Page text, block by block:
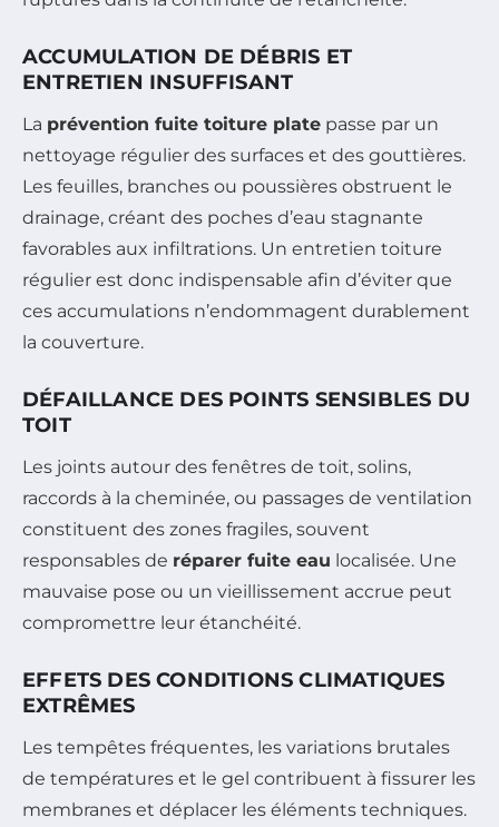
ACCUMULATION DE DÉBRIS ET
ENTRETIEN INSUFFISANT
La prévention fuite toiture plate passe par un
nettoyage régulier des surfaces et des gouttières.
Les feuilles, branches ou poussières obstruent le
drainage, créant des poches d’eau stagnante
favorables aux infiltrations. Un entretien toiture
régulier est donc indispensable afin d’éviter que
ces accumulations n’endommagent durablement
la couverture.
DÉFAILLANCE DES POINTS SENSIBLES DU
TOIT
Les joints autour des fenêtres de toit, solins,
raccords à la cheminée, ou passages de ventilation
constituent des zones fragiles, souvent
responsables de réparer fuite eau localisée. Une
mauvaise pose ou un vieillissement accrue peut
compromettre leur étanchéité.
EFFETS DES CONDITIONS CLIMATIQUES
EXTRÊMES
Les tempêtes fréquentes, les variations brutales
de températures et le gel contribuent à fissurer les
membranes et déplacer les éléments techniques.